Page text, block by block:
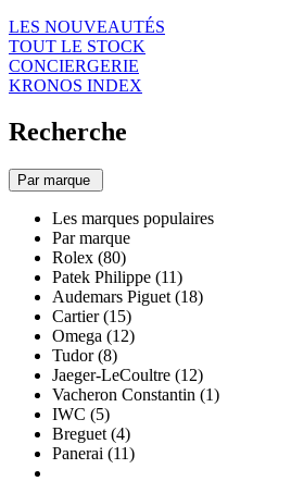
LES NOUVEAUTÉS
TOUT LE STOCK
CONCIERGERIE
KRONOS INDEX
Recherche
Par marque
Les marques populaires
Par marque
Rolex (80)
Patek Philippe (11)
Audemars Piguet (18)
Cartier (15)
Omega (12)
Tudor (8)
Jaeger-LeCoultre (12)
Vacheron Constantin (1)
IWC (5)
Breguet (4)
Panerai (11)